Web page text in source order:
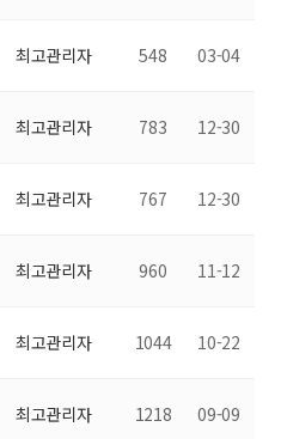
최고관리자 548 03-04
최고관리자 783 12-30
최고관리자 767 12-30
최고관리자 960 11-12
최고관리자 1044 10-22
최고관리자 1218 09-09